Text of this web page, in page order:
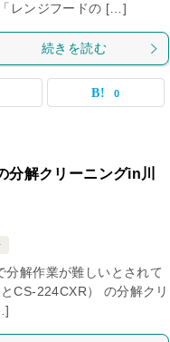
レンジフードの […]
続きを読む
0
分解クリーニングin川
分解作業が難しいとされて
CS-224CXR） の分解クリ